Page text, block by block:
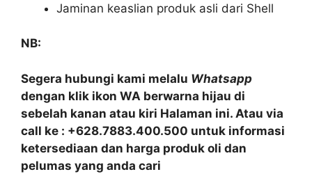
Jaminan keaslian produk asli dari Shell
NB:
Segera hubungi kami melalu Whatsapp
dengan klik ikon WA berwarna hijau di
sebelah kanan atau kiri Halaman ini. Atau via
call ke : +628.7883.400.500 untuk informasi
ketersediaan dan harga produk oli dan
pelumas yang anda cari